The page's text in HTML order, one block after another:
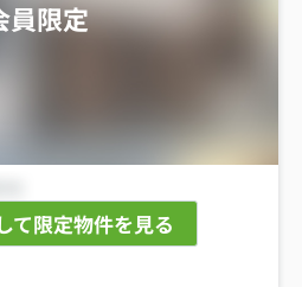
員限定
て限定物件を見る